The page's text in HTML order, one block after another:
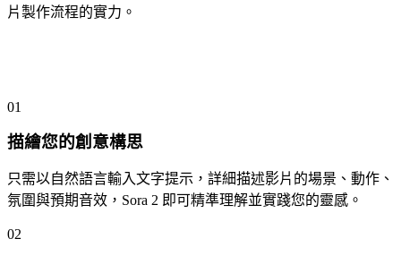
片製作流程的實力。
01
描繪您的創意構思
只需以自然語言輸入文字提示，詳細描述影片的場景、動作、
氛圍與預期音效，Sora 2 即可精準理解並實踐您的靈感。
02